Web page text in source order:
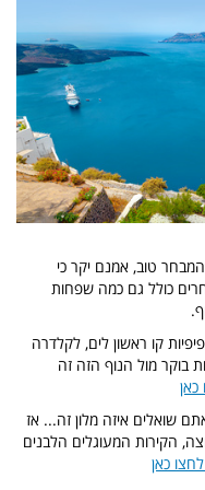
טוב, אמנם יקר כי
כולל גם כמה שפחות
קו ראשון לים, לקלדרה
בוקר מול הנוף הזה זה
שואלים איזה מלון זה... אז
הקירות המעוגלים הלבנים
כאן